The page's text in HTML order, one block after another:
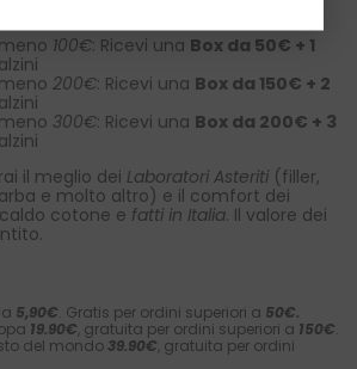
100€: Ricevi una Box da 50€ + 1
200€: Ricevi una Box da 150€ + 2
300€: Ricevi una Box da 200€ + 3
il meglio dei Laboratori Asteriti (filler,
e molto altro) e il comfort dei
cotone e fatti in Italia. Il valore dei
5,90€. Gratis per ordini superiori a 50€.
19.90€, gratuita per ordini superiori a 150€.
del mondo 39.90€, gratuita per ordini